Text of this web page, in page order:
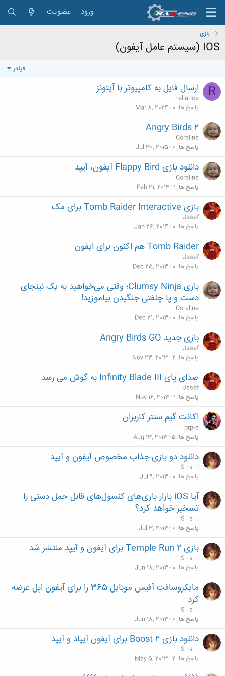
ورود عضویت
بازی
IOS (سیستم عامل آیفون)
فیلتر
R ارسال فایل به کامپیوتر با آیتونز
rel!ance
پاسخ ها 0
Mar 8, 2024
Angry Birds 2
Coraline
پاسخ ها 0
Jul 30, 2015
دانلود بازی Flappy Bird آیفون، آیپد
Coraline
پاسخ ها 1
Feb 21, 2014
بازی Tomb Raider Interactive برای مک
Ussef
پاسخ ها 0
Jan 26, 2014
Tomb Raider هم اکنون برای ایفون
Ussef
پاسخ ها 0
Dec 25, 2013
بازی Clumsy Ninja؛ وقتی می‌خواهید به یک نینجای
دست و پا چلفتی جنگیدن بیاموزید!
Coraline
پاسخ ها 0
Dec 21, 2013
بازی جدید Angry Birds GO
Ussef
پاسخ ها 2
Nov 23, 2013
صدای پای Infinity Blade III به گوش می رسد
Ussef
پاسخ ها 1
Nov 16, 2013
اکانت گیم سنتر کاربران
prp-e
پاسخ ها 5
Aug 13, 2013
دانلود دو بازی جذاب مخصوص آیفون و آیپد
S i s i l
پاسخ ها 0
Jul 9, 2013
آیا iOS بازار بازی‌های کنسول‌های قابل حمل دستی را
تسخیر خواهد کرد؟
S i s i l
پاسخ ها 0
Jul 3, 2013
بازی Temple Run 2 برای آیفون و آیپد منتشر شد
S i s i l
پاسخ ها 0
Jun 18, 2013
مایکروسافت آفیس موبایل 365 را برای آیفون اپل عرضه
کرد
S i s i l
پاسخ ها 0
Jun 18, 2013
دانلود بازی Boost 2 برای آیفون آیپاد و آیپد
S i s i l
پاسخ ها 2
May 5, 2013